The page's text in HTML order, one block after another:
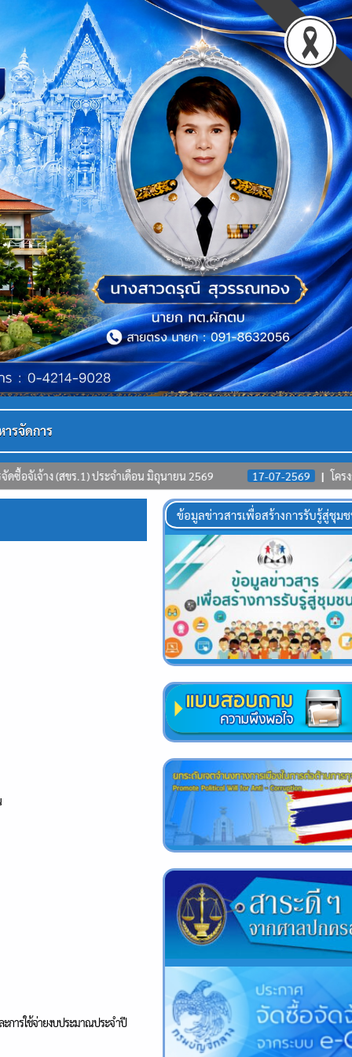
รจัดการ
ะจำเดือน มิถุนายน 2569 17-07-2569 โครงการพัฒนาคุณภาพชี
การใช้จ่ายงบประมาณประจำปี
ข้อมูลข่าวสารเพื่อสร้างการรับรู้สู่ชุม